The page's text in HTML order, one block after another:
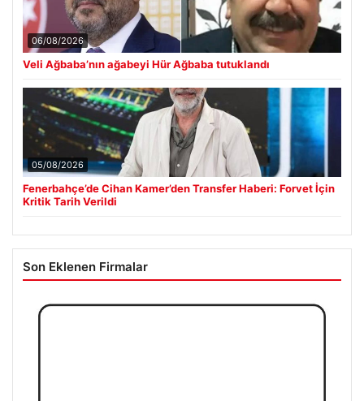
06/08/2026
Veli Ağbaba’nın ağabeyi Hür Ağbaba tutuklandı
05/08/2026
Fenerbahçe’de Cihan Kamer’den Transfer Haberi: Forvet İçin
Kritik Tarih Verildi
Son Eklenen Firmalar